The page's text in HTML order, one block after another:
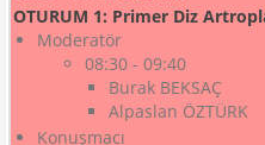
OTURUM 1: Primer Diz
Moderatör
08:30 - 09:40
Burak BEKSAÇ
Alpaslan ÖZTÜRK
Konuşmacı